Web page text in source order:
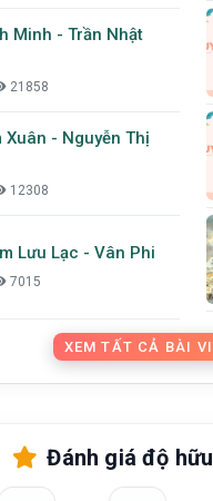
Minh - Trần Nhật
21858
Xuân - Nguyễn Thị
12308
Lưu Lạc - Vân Phi
7015
XEM TẤT CẢ BÀI
Đánh giá độ